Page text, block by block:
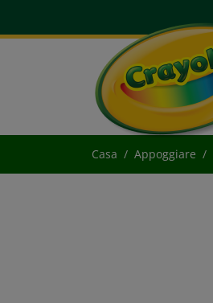
Casa Appoggiare